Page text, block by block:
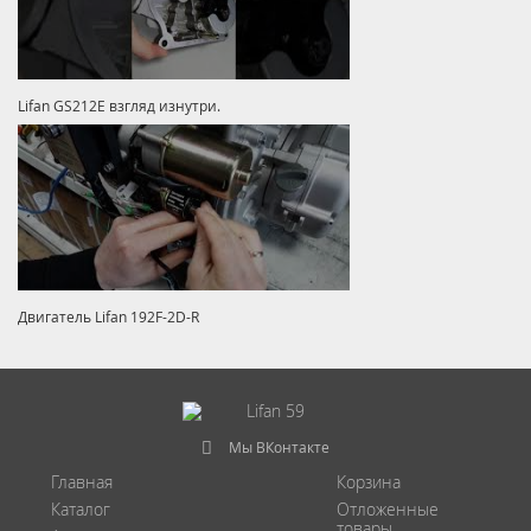
Lifan GS212E взгляд изнутри.
Двигатель Lifan 192F-2D-R
Мы ВКонтакте
Главная
Каталог
Корзина
Отложенные